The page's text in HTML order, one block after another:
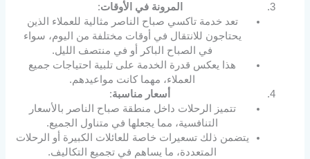
المرونة في الأوقات:
تعد خدمة تاكسي صباح الناصر مثالية للعملاء الذين
يحتاجون للانتقال في أوقات مختلفة من اليوم، سواء
في الصباح الباكر أو في منتصف الليل.
هذا يعكس قدرة الخدمة على تلبية احتياجات جميع
العملاء، مهما كانت مواعيدهم.
أسعار مناسبة:
تتميز الرحلات داخل منطقة صباح الناصر بالأسعار
التنافسية، مما يجعلها في متناول الجميع.
يتضمن ذلك تسعيرات خاصة للعائلات الكبيرة أو الرحلات
المتعددة، ما يساهم في تجميع التكاليف.